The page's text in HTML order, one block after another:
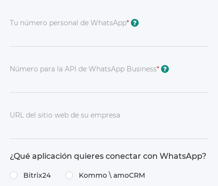
Tu número personal de WhatsApp* ?
Número para la API de WhatsApp Business* ?
URL del sitio web de su empresa
¿Qué aplicación quieres conectar con WhatsApp?
Bitrix24 Kommo \​ amoCRM